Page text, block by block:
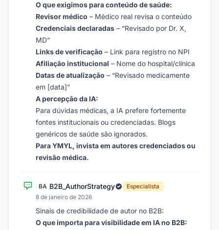
O que exigimos para conteúdo de saúde:
Revisor médico – Médico real revisa o conteúdo
Credenciais declaradas – “Revisado por Dr. X,
MD”
Links de verificação – Link para registro no NPI
Afiliação institucional – Nome do hospital/clínica
Datas de atualização – “Revisado medicamente
em [data]”
A percepção da IA:
Para dúvidas médicas, a IA prefere fortemente
fontes institucionais ou credenciadas. Blogs
genéricos de saúde são ignorados.
Para YMYL, invista em autores credenciados ou
revisão médica.
BA B2B_AuthorStrategy Especialista
·
8 de janeiro de 2026
Sinais de credibilidade de autor no B2B:
O que importa para visibilidade em IA no B2B: